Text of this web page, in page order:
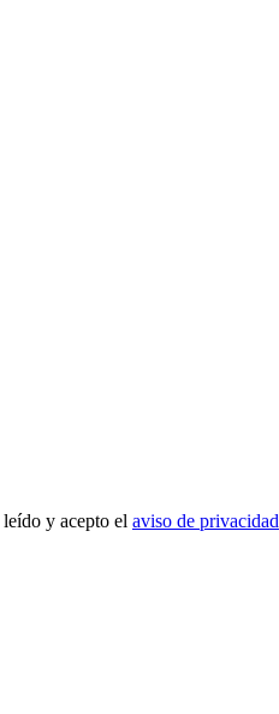
y acepto el aviso de privacidad